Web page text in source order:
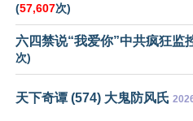
(57,607次)
六四禁说“我爱你”中共疯狂监
次)
天下奇谭 (574) 大鬼防风氏